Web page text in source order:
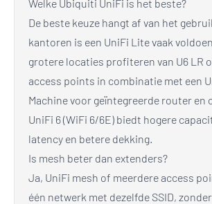
Welke Ubiquiti UniFi is het beste?
De beste keuze hangt af van het
kantoren is een UniFi Lite vaak
grotere locaties profiteren van U6 LR
access points in combinatie met een
Machine voor geïntegreerde router en
UniFi 6 (WiFi 6/6E) biedt hogere
latency en betere dekking.
Is mesh beter dan extenders?
Ja, UniFi mesh of meerdere access
één netwerk met dezelfde SSID, zonder